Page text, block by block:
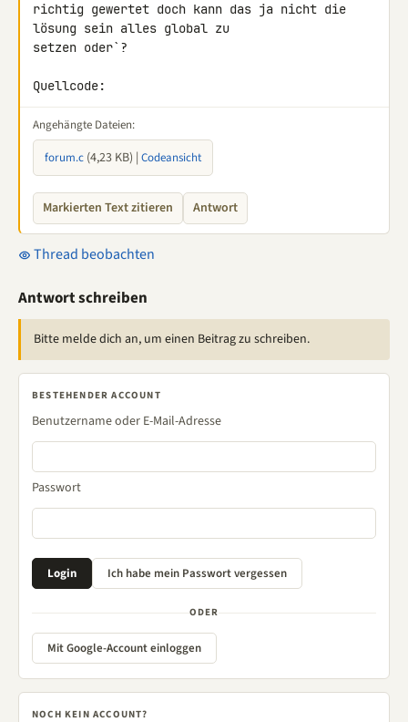
richtig gewertet doch kann das ja nicht die
lösung sein alles global zu
setzen oder`?
Quellcode:
Angehängte Dateien:
forum.c (4,23 KB) | Codeansicht
Markierten Text zitieren Antwort
Thread beobachten
Antwort schreiben
Bitte melde dich an, um einen Beitrag zu schreiben.
BESTEHENDER ACCOUNT
Benutzername oder E-Mail-Adresse
Passwort
ODER
Mit Google-Account einloggen
NOCH KEIN ACCOUNT?